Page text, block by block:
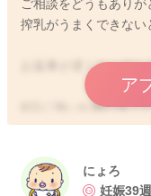
ご相談をどうもありが
搾乳がうまくできない
お返事が遅くなって
8日に強いお胸の張り
240ml絞って楽になっ
実際のお胸の状態を拝
ア
にょろ
妊娠39週